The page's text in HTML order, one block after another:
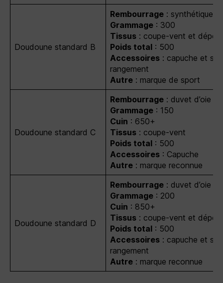
Doudoune standard B
Rembourrage : synthétique
Grammage : 300
Tissus : coupe-vent et
Poids total : 500
Accessoires : capuche et
rangement
Autre : marque de sport
Doudoune standard C
Rembourrage : duvet d’oie
Grammage : 150
Cuin : 650+
Tissus : coupe-vent
Poids total : 500
Accessoires : Capuche
Autre : marque reconnue
Doudoune standard D
Rembourrage : duvet d’oie
Grammage : 200
Cuin : 850+
Tissus : coupe-vent et
Poids total : 500
Accessoires : capuche et
rangement
Autre : marque reconnue